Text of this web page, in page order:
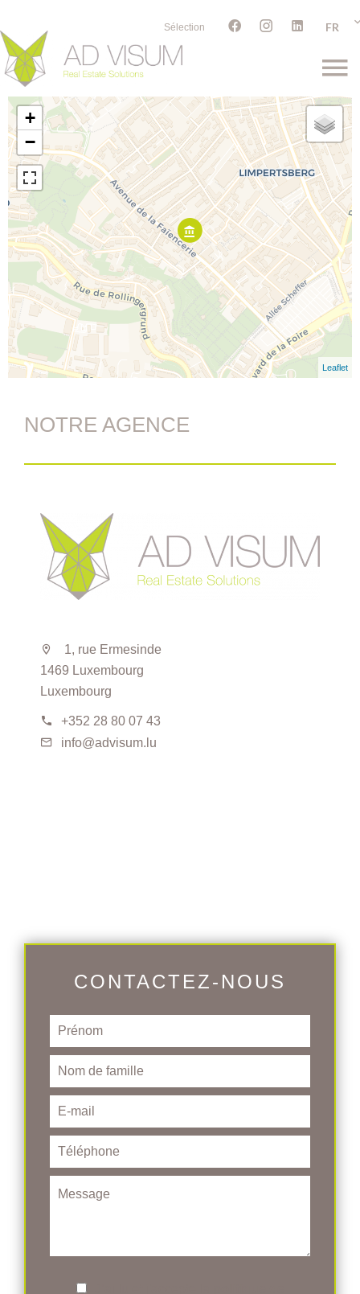
Sélection FR
+
−
Leaflet
NOTRE AGENCE
1, rue Ermesinde
1469 Luxembourg
Luxembourg
+352 28 80 07 43
info@advisum.lu
CONTACTEZ-NOUS